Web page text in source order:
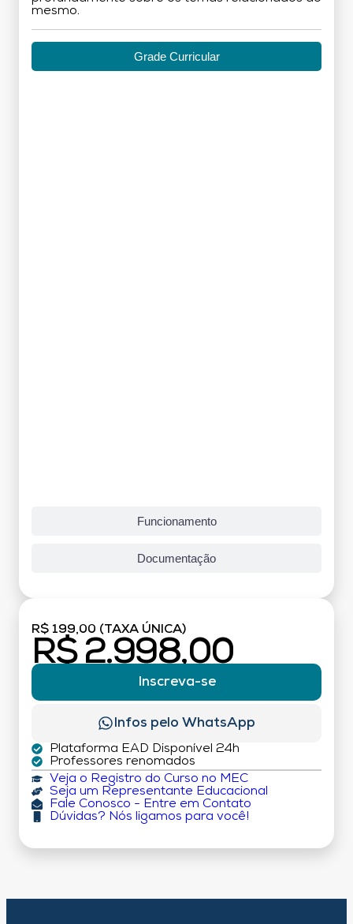
mesmo.
Grade Curricular
Funcionamento
Documentação
R$ 199,00 (TAXA ÚNICA)
R$ 2.998,00
Inscreva-se
Infos pelo WhatsApp
Plataforma EAD Disponível 24h
Professores renomados
Veja o Registro do Curso no MEC
Seja um Representante Educacional
Fale Conosco - Entre em Contato
Dúvidas? Nós ligamos para você!